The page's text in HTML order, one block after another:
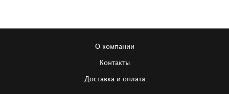
О компании
Контакты
Доставка и оплата